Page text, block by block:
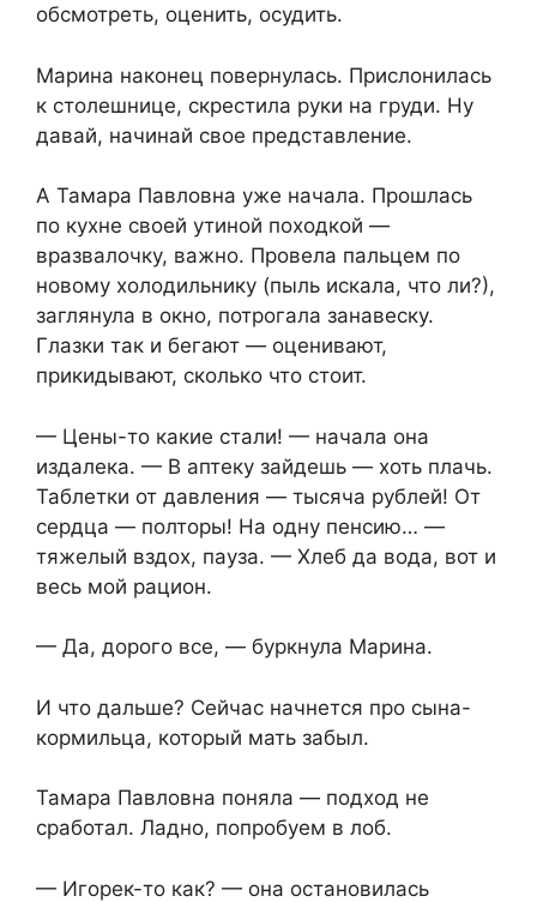
обсмотреть, оценить, осудить.
Марина наконец повернулась. Прислонилась
к столешнице, скрестила руки на груди. Ну
давай, начинай свое представление.
А Тамара Павловна уже начала. Прошлась
по кухне своей утиной походкой —
вразвалочку, важно. Провела пальцем по
новому холодильнику (пыль искала, что ли?),
заглянула в окно, потрогала занавеску.
Глазки так и бегают — оценивают,
прикидывают, сколько что стоит.
— Цены-то какие стали! — начала она
издалека. — В аптеку зайдешь — хоть плачь.
Таблетки от давления — тысяча рублей! От
сердца — полторы! На одну пенсию… —
тяжелый вздох, пауза. — Хлеб да вода, вот и
весь мой рацион.
— Да, дорого все, — буркнула Марина.
И что дальше? Сейчас начнется про сына-
кормильца, который мать забыл.
Тамара Павловна поняла — подход не
сработал. Ладно, попробуем в лоб.
— Игорек-то как? — она остановилась